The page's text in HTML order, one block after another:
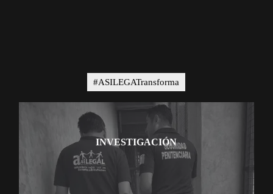
#ASILEGATransforma
INVESTIGACIÓN